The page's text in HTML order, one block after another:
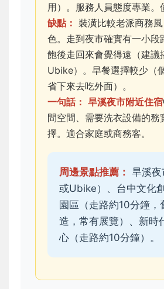
用）。服務人員態度專業。
缺點： 裝潢比較老派商務
色。走到夜市確實有一小段
飽後走回來會覺得遠（建議
Ubike）。早餐選擇較少（
省下來去吃外面）。
一句話： 旱溪夜市附近住宿
間空間、需要洗衣設備的務
擇。適合家庭或商務客。
周邊景點推薦： 旱溪
或Ubike）、台中文化
園區（走路約10分鐘，
造，常有展覽）、新時
心（走路約10分鐘）。